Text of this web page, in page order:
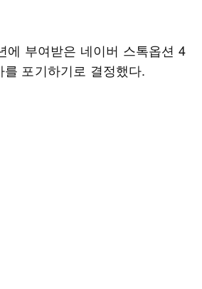
에 부여받은 네이버 스톡옵션 4
포기하기로 결정했다.